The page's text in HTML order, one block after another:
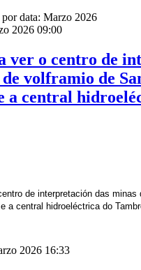
data: Marzo 2026
2026 09:00
ver o centro de
de volframio de
a central
de interpretación das minas
a central hidroeléctrica do
2026 16:33